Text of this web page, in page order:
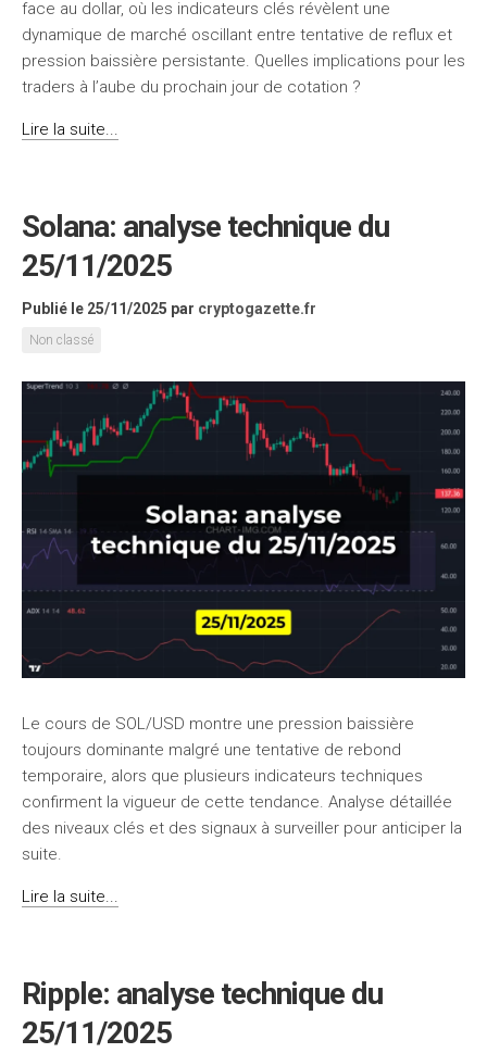
face au dollar, où les indicateurs clés révèlent une
dynamique de marché oscillant entre tentative de reflux et
pression baissière persistante. Quelles implications pour les
traders à l’aube du prochain jour de cotation ?
Lire la suite...
Solana: analyse technique du
25/11/2025
Publié le 25/11/2025 par cryptogazette.fr
Non classé
Le cours de SOL/USD montre une pression baissière
toujours dominante malgré une tentative de rebond
temporaire, alors que plusieurs indicateurs techniques
confirment la vigueur de cette tendance. Analyse détaillée
des niveaux clés et des signaux à surveiller pour anticiper la
suite.
Lire la suite...
Ripple: analyse technique du
25/11/2025